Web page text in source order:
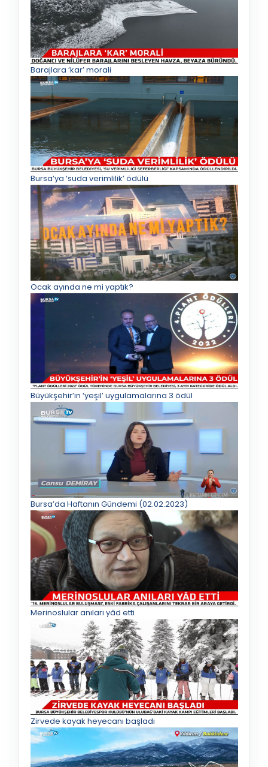
Barajlara ‘kar’ morali
Bursa’ya ‘suda verimlilik’ ödülü
Ocak ayında ne mi yaptık?
Büyükşehir’in ‘yeşil’ uygulamalarına 3 ödül
Bursa’da Haftanın Gündemi (02.02.2023)
Merinoslular anıları yâd etti
Zirvede kayak heyecanı başladı